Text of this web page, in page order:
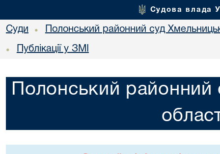
Судова влада
Суди • Полонський районний суд
• Публікації у ЗМІ
Полонський районний